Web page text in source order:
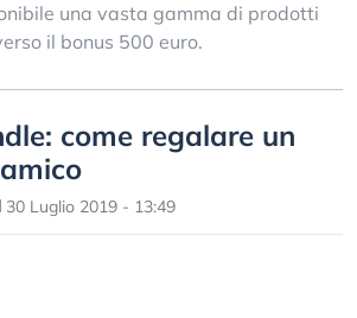
una vasta gamma di prodotti
il bonus 500 euro.
come regalare un
30 Luglio 2019 - 13:49